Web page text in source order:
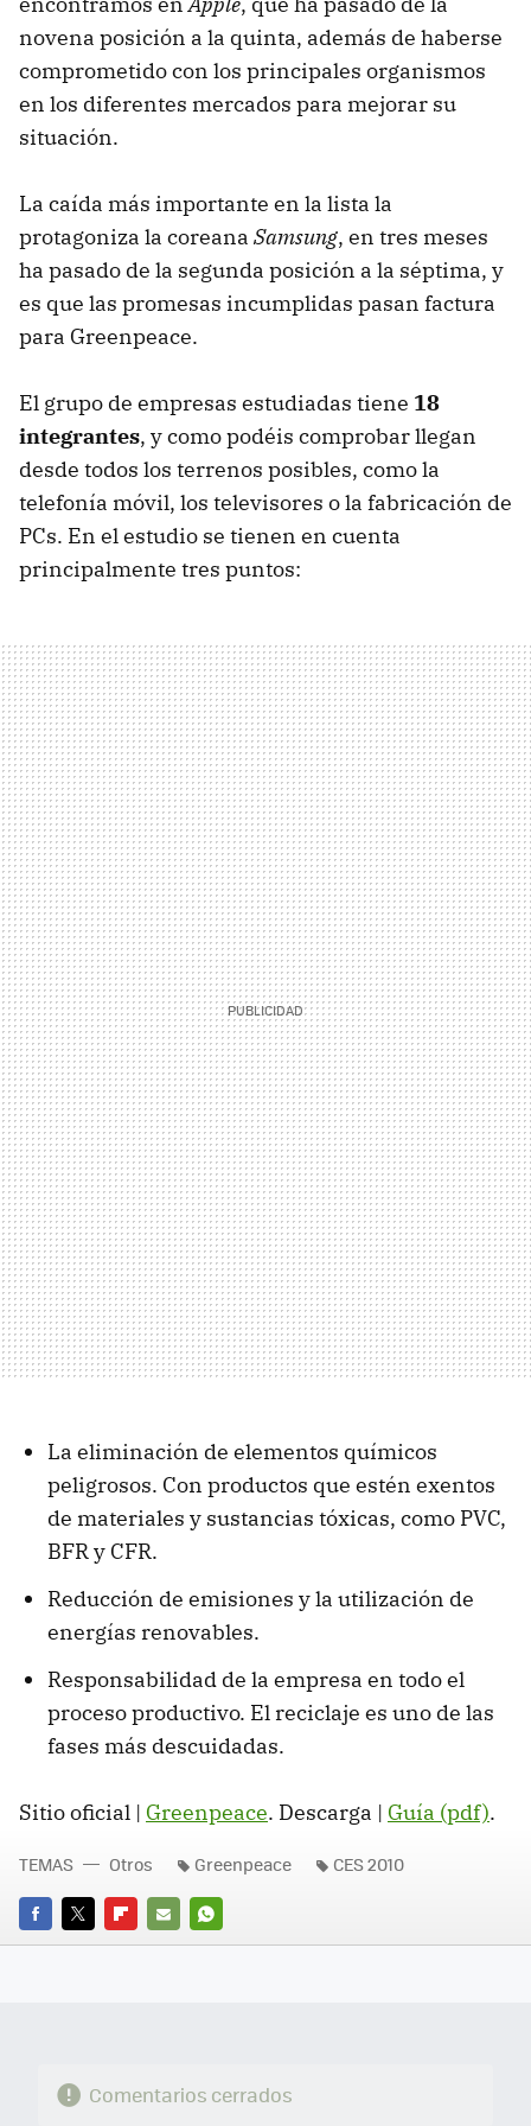
novena posición a la quinta, además de haberse
comprometido con los principales organismos
en los diferentes mercados para mejorar su
situación.
La caída más importante en la lista la
protagoniza la coreana Samsung, en tres meses
ha pasado de la segunda posición a la séptima, y
es que las promesas incumplidas pasan factura
para Greenpeace.
El grupo de empresas estudiadas tiene 18
integrantes, y como podéis comprobar llegan
desde todos los terrenos posibles, como la
telefonía móvil, los televisores o la fabricación de
PCs. En el estudio se tienen en cuenta
principalmente tres puntos:
La eliminación de elementos químicos
peligrosos. Con productos que estén exentos
de materiales y sustancias tóxicas, como PVC,
BFR y CFR.
Reducción de emisiones y la utilización de
energías renovables.
Responsabilidad de la empresa en todo el
proceso productivo. El reciclaje es uno de las
fases más descuidadas.
Sitio oficial | Greenpeace. Descarga | Guía (pdf).
FACEBOOK
TWITTERFLIPBOARD
E-
WHATSAPP
TEMAS Otros Greenpeace CES 2010
Comentarios cerrados